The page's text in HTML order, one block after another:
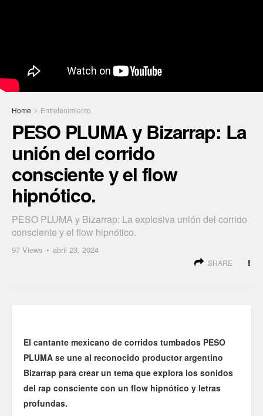
Home Entretenimiento
PESO PLUMA y Bizarrap: La
unión del corrido
consciente y el flow
hipnótico.
PESO PLUMA y Bizarrap: La explosiva unión del corrido
consciente y el flow hipnótico.
97 Views abril 23, 2024
SHARE
El cantante mexicano de corridos tumbados PESO
PLUMA se une al reconocido productor argentino
Bizarrap para crear un tema que explora los sonidos
del rap consciente con un flow hipnótico y letras
profundas.